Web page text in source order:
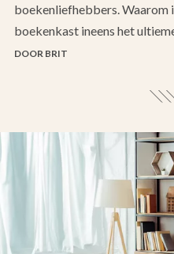
boekenliefhebbers. Waarom
boekenkast ineens het
DOOR BRIT